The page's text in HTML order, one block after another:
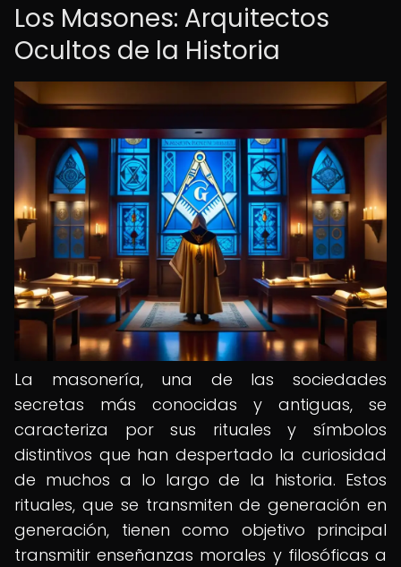
Los Masones: Arquitectos
Ocultos de la Historia
La masonería, una de las sociedades
secretas más conocidas y antiguas, se
caracteriza por sus rituales y símbolos
distintivos que han despertado la curiosidad
de muchos a lo largo de la historia. Estos
rituales, que se transmiten de generación en
generación, tienen como objetivo principal
transmitir enseñanzas morales y filosóficas a